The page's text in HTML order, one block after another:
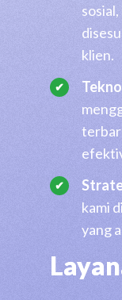
klien.
kami
yang